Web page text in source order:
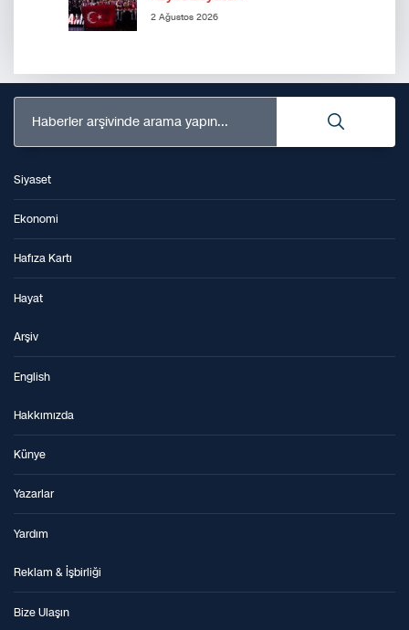
2 Ağustos 2026
Haberler arşivinde arama yapın...
Siyaset
Ekonomi
Hafıza Kartı
Hayat
Arşiv
English
Hakkımızda
Künye
Yazarlar
Yardım
Reklam & İşbirliği
Bize Ulaşın